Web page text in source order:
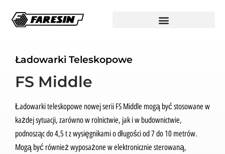
Ładowarki Teleskopowe
FS Middle
Ładowarki teleskopowe nowej serii FS Middle mogą być stosowane w
każdej sytuacji, zarówno w rolnictwie, jak i w budownictwie,
podnosząc do 4,5 t z wysięgnikami o długości od 7 do 10 metrów.
Mogą być również wyposażone w elektronicznie sterowaną,